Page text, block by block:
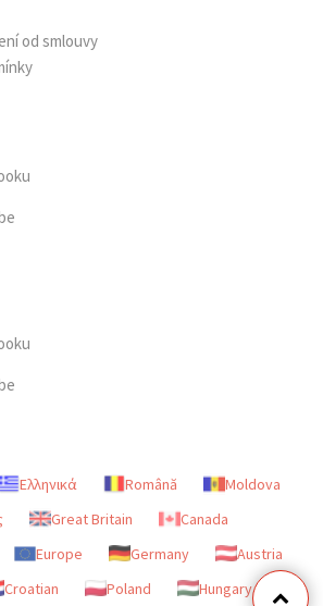
od smlouvy
Ελληνικά Română
Moldova
Great Britain
Canada
Europe Germany
Austria
Croatian Poland Hungary